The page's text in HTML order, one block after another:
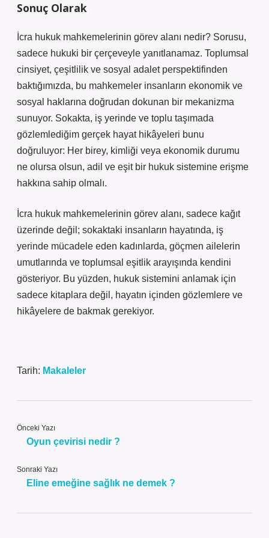
Sonuç Olarak
İcra hukuk mahkemelerinin görev alanı nedir? Sorusu,
sadece hukuki bir çerçeveyle yanıtlanamaz. Toplumsal
cinsiyet, çeşitlilik ve sosyal adalet perspektifinden
baktığımızda, bu mahkemeler insanların ekonomik ve
sosyal haklarına doğrudan dokunan bir mekanizma
sunuyor. Sokakta, iş yerinde ve toplu taşımada
gözlemlediğim gerçek hayat hikâyeleri bunu
doğruluyor: Her birey, kimliği veya ekonomik durumu
ne olursa olsun, adil ve eşit bir hukuk sistemine erişme
hakkına sahip olmalı.
İcra hukuk mahkemelerinin görev alanı, sadece kağıt
üzerinde değil; sokaktaki insanların hayatında, iş
yerinde mücadele eden kadınlarda, göçmen ailelerin
umutlarında ve toplumsal eşitlik arayışında kendini
gösteriyor. Bu yüzden, hukuk sistemini anlamak için
sadece kitaplara değil, hayatın içinden gözlemlere ve
hikâyelere de bakmak gerekiyor.
Tarih: Makaleler
Önceki Yazı
Oyun çevirisi nedir ?
Sonraki Yazı
Eline emeğine sağlık ne demek ?